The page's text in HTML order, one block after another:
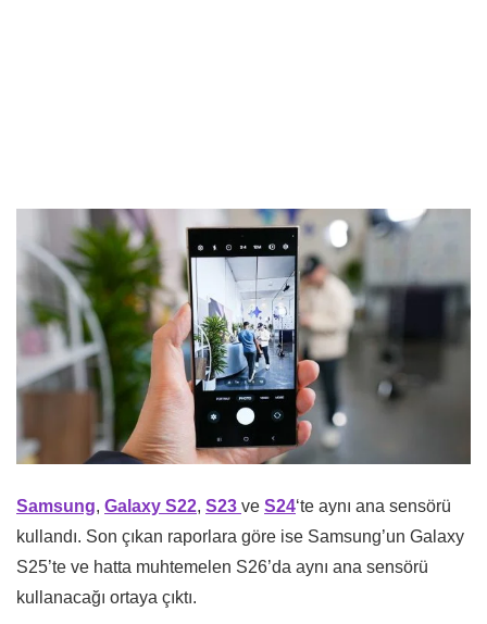
Samsung, Galaxy S22, S23 ve S24‘te aynı ana sensörü
kullandı. Son çıkan raporlara göre ise Samsung’un Galaxy
S25’te ve hatta muhtemelen S26’da aynı ana sensörü
kullanacağı ortaya çıktı.